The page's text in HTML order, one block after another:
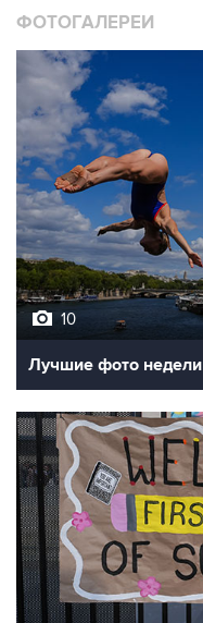
ФОТОГАЛЕРЕИ
10
Лучшие фото недели